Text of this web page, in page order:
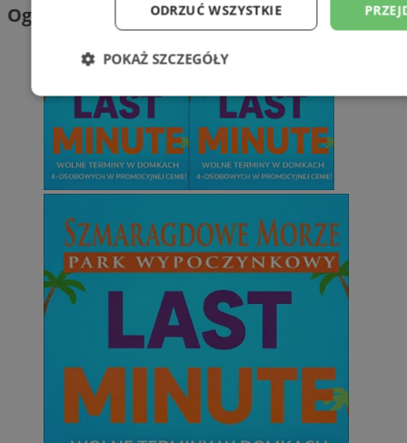
Ogłoszenia ODRZUĆ WSZYSTKIE
POKAŻ SZCZEGÓŁY
Niezbędne Wydajność
Niesklasyfikowane
Wydajność
Niezbędne pliki cookie umożliwiają korzystanie z podstawowych
takich jak logowanie użytkownika i zarządzanie kontem. Bez
Nazwa
SessID
zabrze.com.pl